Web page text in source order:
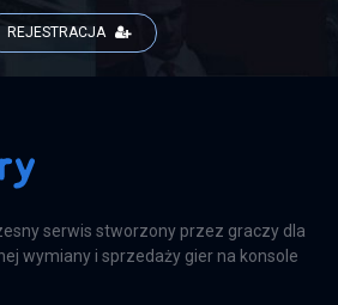
REJESTRACJA
serwis stworzony przez graczy dla
wymiany i sprzedaży gier na konsole